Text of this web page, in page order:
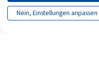
Nein, Einstellungen anpassen